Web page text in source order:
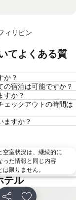
ィリピン
てよくある質
か？
の宿泊は可能ですか？
すか？
ェックアウトの時間は
ますか？
空室状況は、継続的に
った情報と同じ内容
限りません。
テル